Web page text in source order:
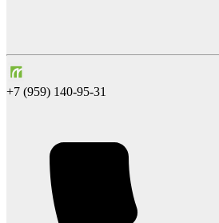
+7 (959) 140-95-31